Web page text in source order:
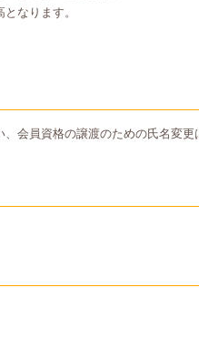
なります。
会員資格の譲渡のための氏名変更